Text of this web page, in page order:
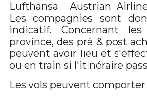
Lufthansa, Austrian
Les compagnies sont
indicatif. Concernant
province, des pré & post
peuvent avoir lieu et
ou en train si l'itinéraire
Les vols peuvent comporter